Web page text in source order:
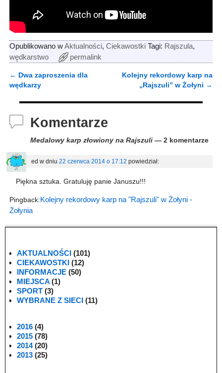
Opublikowano w Aktualności, Ciekawostki Tagi: Rajszula,
wędkarstwo
permalink
Nawigacja
← Dwa zaproszenia dla
wędkarzy
Kolejny rekordowy karp na
„Rajszuli” w Żołyni →
Komentarze
Medalowy karp złowiony na Rajszuli— 2 komentarze
ed w dniu 22 czerwca 2014 o 17:12 powiedział:
Piękna sztuka. Gratuluję panie Januszu!!!
Pingback: Kolejny rekordowy karp na "Rajszuli" w Żołyni -
Żołynia
AKTUALNOŚCI (101)
CIEKAWOSTKI (12)
INFORMACJE (50)
MIEJSCA (1)
SPORT (3)
WYBRANE Z SIECI (11)
2016 (4)
2015 (78)
2014(20)
2013 (25)